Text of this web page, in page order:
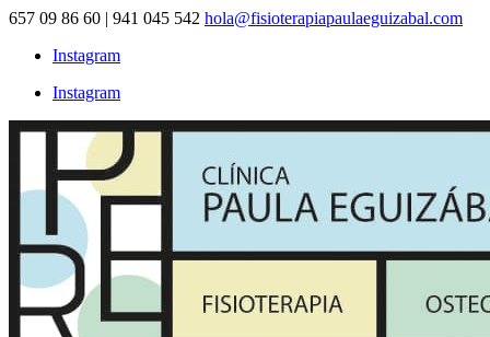
657 09 86 60 | 941 045 542 hola@fisioterapiapaulaeguizabal.com
Instagram
Instagram